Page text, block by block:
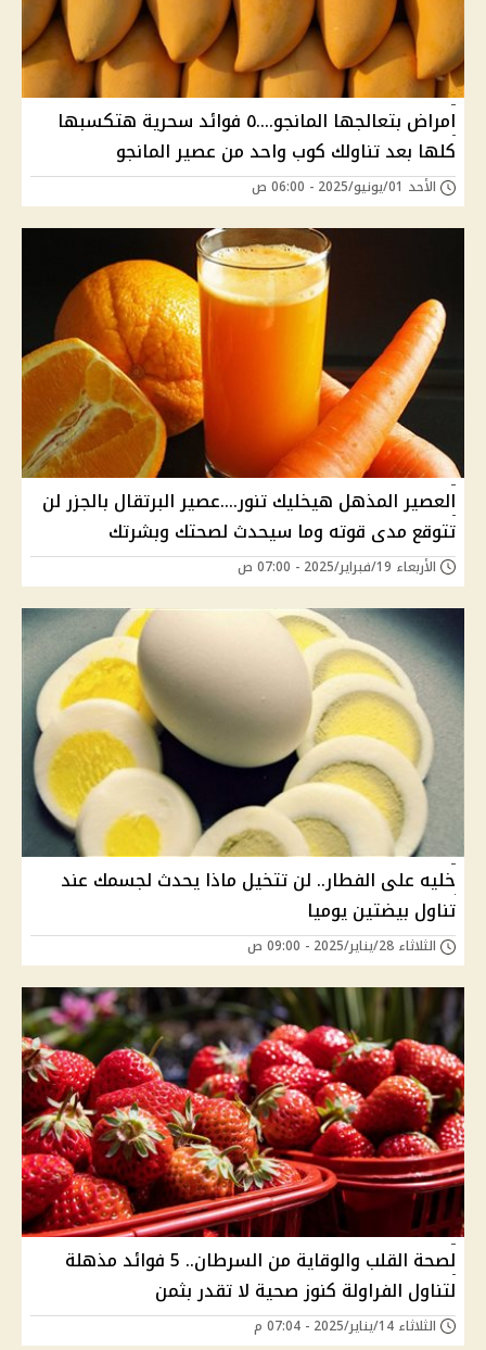
امراض بتعالجها المانجو....٥ فوائد سحرية هتكسبها
كلها بعد تناولك كوب واحد من عصير المانجو
الأحد 01/يونيو/2025 - 06:00 ص
العصير المذهل هيخليك تنور....عصير البرتقال بالجزر لن
تتوقع مدى قوته وما سيحدث لصحتك وبشرتك
الأربعاء 19/فبراير/2025 - 07:00 ص
خليه على الفطار.. لن تتخيل ماذا يحدث لجسمك عند
تناول بيضتين يوميا
الثلاثاء 28/يناير/2025 - 09:00 ص
لصحة القلب والوقاية من السرطان.. 5 فوائد مذهلة
لتناول الفراولة كنوز صحية لا تقدر بثمن
الثلاثاء 14/يناير/2025 - 07:04 م